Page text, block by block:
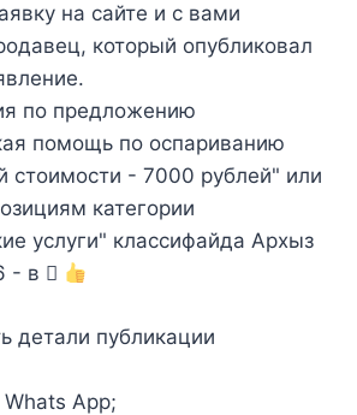
на сайте и с вами
который опубликовал
по предложению
помощь по оспариванию
стоимости - 7000 рублей" или
категории
услуги" классифайда Архыз
- в
детали публикации
Whats App;